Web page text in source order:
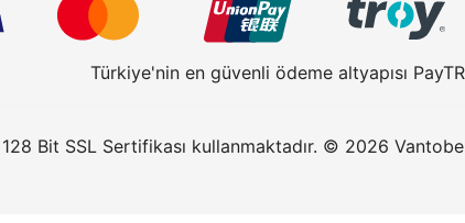
Türkiye'nin en güvenli ödeme altyapısı
Bit SSL Sertifikası kullanmaktadır. © 2026